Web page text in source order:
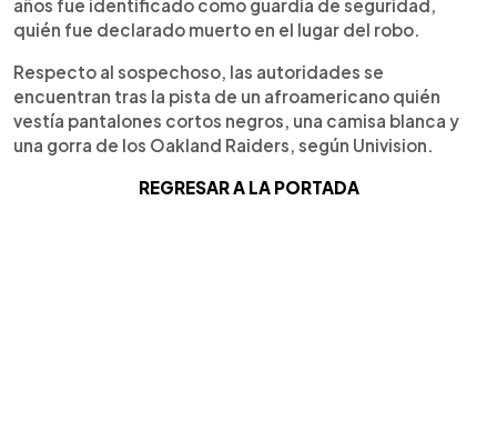
años fue identificado como guardia de seguridad,
quién fue declarado muerto en el lugar del robo.
Respecto al sospechoso, las autoridades se
encuentran tras la pista de un afroamericano quién
vestía pantalones cortos negros, una camisa blanca y
una gorra de los Oakland Raiders, según Univision.
REGRESAR A LA PORTADA